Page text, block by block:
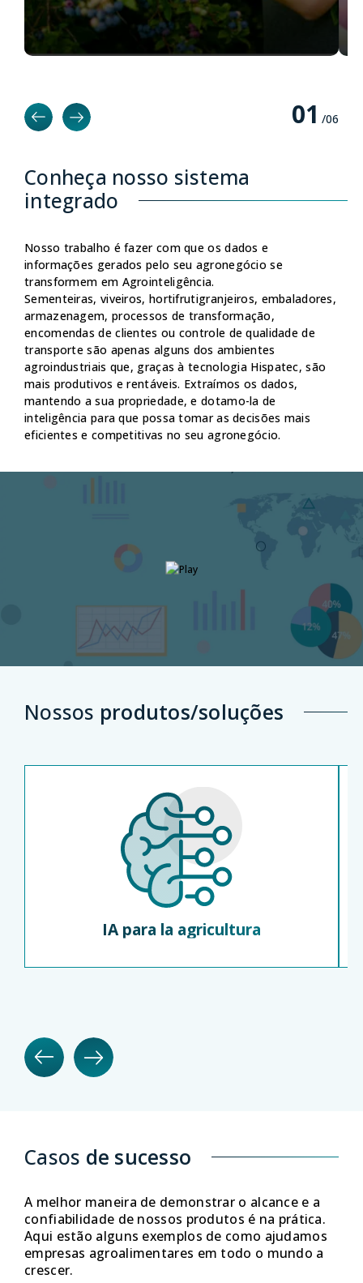
empresas de produção
As ferramentas que você precisa para gerenciar a
otimizar custos e tarefas de produção.
01 /06
Conheça nosso sistema
integrado
Nosso trabalho é fazer com que os dados e
informações gerados pelo seu agronegócio se
transformem em Agrointeligência.
Sementeiras, viveiros, hortifrutigranjeiros, embaladores,
armazenagem, processos de transformação,
encomendas de clientes ou controle de qualidade de
transporte são apenas alguns dos ambientes
agroindustriais que, graças à tecnologia Hispatec, são
mais produtivos e rentáveis. Extraímos os dados,
mantendo a sua propriedade, e dotamo-la de
inteligência para que possa tomar as decisões mais
eficientes e competitivas no seu agronegócio.
Nossos produtos/soluções
IA para la agricultura
Casos de sucesso
A melhor maneira de demonstrar o alcance e a
confiabilidade de nossos produtos é na prática.
Aqui estão alguns exemplos de como ajudamos
empresas agroalimentares em todo o mundo a
crescer.